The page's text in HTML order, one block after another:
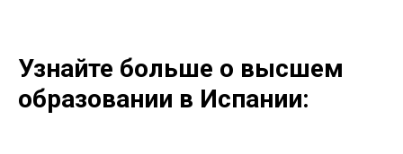
Узнайте больше о высшем
образовании в Испании: